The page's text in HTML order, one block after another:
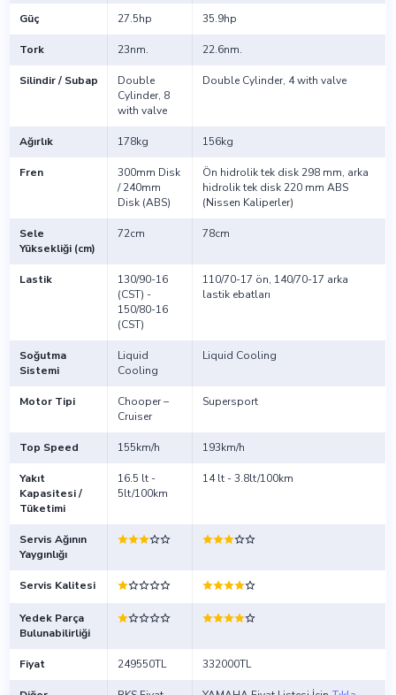
Güç 27.5hp 35.9hp
Tork 23nm. 22.6nm.
Silindir / Subap
Double
Cylinder, 8
with valve
Double Cylinder, 4 with valve
Ağırlık 178kg 156kg
Fren
300mm Disk
/ 240mm
Disk (ABS)
Ön hidrolik tek disk 298 mm, arka
hidrolik tek disk 220 mm ABS
(Nissen Kaliperler)
Sele
Yüksekliği (cm)
72cm 78cm
Lastik
130/90-16
(CST) -
150/80-16
(CST)
110/70-17 ön, 140/70-17 arka
lastik ebatları
Soğutma
Sistemi
Liquid
Cooling
Liquid Cooling
Motor Tipi
Chooper –
Cruiser
Supersport
Top Speed 155km/h 193km/h
Yakıt
Kapasitesi /
Tüketimi
16.5 lt -
5lt/100km
14 lt - 3.8lt/100km
Servis Ağının
Yaygınlığı
Servis Kalitesi
Yedek Parça
Bulunabilirliği
Fiyat 249550TL 332000TL